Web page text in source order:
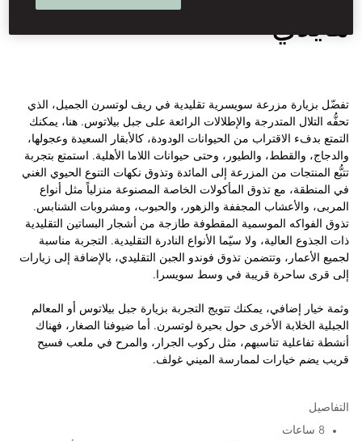
هايدي
تفضّل بزيارة مزرعة سويسرية تقليدية في ريف لوتسرن الجميل، الذي
تحفُّه التلال المتدرجة والإطلالات الرائعة على جبل بيلاتوس. هنا، يمكنك
التمتع بدفء الاقتراب من الحيوانات الودودة، كالأبقار السعيدة وعجولها،
والدجاج، والقطط، والطيور، وحتى حيوانات اللاما الأهلية. استمتع بتجربة
تتبُّع المنتجات من المزرعة إلى المائدة وتذوق نكهات التنوع الحيوي الغني
في المنطقة، مع تذوق المأكولات الخاصة المصنوعة منزلياً مثل أنواع
المربى، والأعشاب المجففة والزهور، والحبوب، ومشروبات الشنابس.
تذوق الفواكه الموسمية المقطوفة طازجة من أشجار البساتين التقليدية
ذات الجذوع العالية، ولا سيّما الأنواع النادرة التقليدية. التجربة مناسبة
لجميع الأعمار، وتتضمن تذوق فوندو الجبن التقليدي، بالإضافة إلى زيارات
إلى قرى ساحرة قريبة في وسط سويسرا.
وثمة خيار إضافي، يمكنك تتويج التجربة بزيارة جبل بيلاتوس أو المعالم
الجبلية الخلابة الأخرى حول بحيرة لوتسرن. أما ضيوفنا الصغار، فهناك
أنشطة تفاعلية تناسبهم، مثل ركوب الجرار، والمرح في ملعب فسيح
قريب يضم خيارات لممارسة الميني غولف.
التفاصيل
8 ساعات